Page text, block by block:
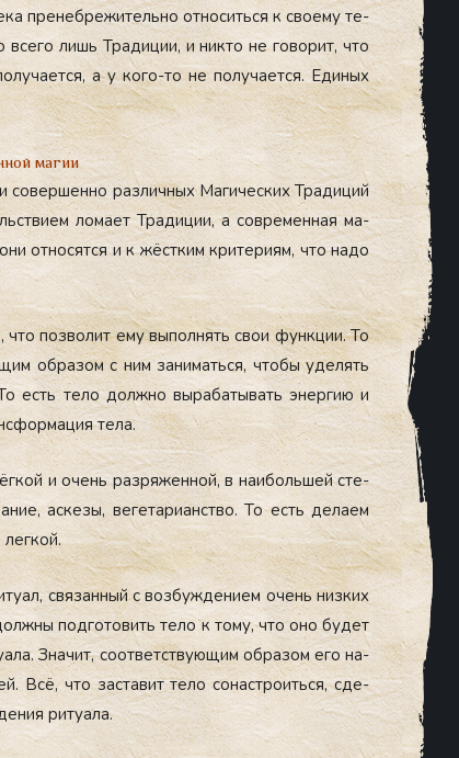
пре­неб­ре­житель­но от­но­сить­ся к сво­ему те­
лишь Тра­диции, и ник­то не го­ворит, что
а у ко­го-то не по­луча­ет­ся. Еди­ных
магии
со­вер­шенно раз­личных Ма­гичес­ких Тра­диций
ло­ма­ет Тра­диции, а сов­ре­мен­ная ма­
от­но­сят­ся и к жёс­тким кри­тери­ям, что на­до
поз­во­лит ему вы­пол­нять свои фун­кции. То
об­ра­зом с ним за­нимать­ся, что­бы уде­лять
есть те­ло дол­жно вы­раба­тывать энер­гию и
те­ла.
и очень раз­ря­жен­ной, в на­иболь­шей сте­
ас­ке­зы, ве­гета­ри­анс­тво. То есть де­ла­ем
свя­зан­ный с воз­бужде­ни­ем очень низ­ких
под­го­товить те­ло к то­му, что оно бу­дет
Зна­чит, со­от­ветс­тву­ющим об­ра­зом его на­
Всё, что зас­та­вит те­ло со­нас­тро­ить­ся, сде­
ри­ту­ала.